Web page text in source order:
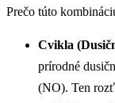
Prečo túto
Cvikla
prírodné
(NO). Ten